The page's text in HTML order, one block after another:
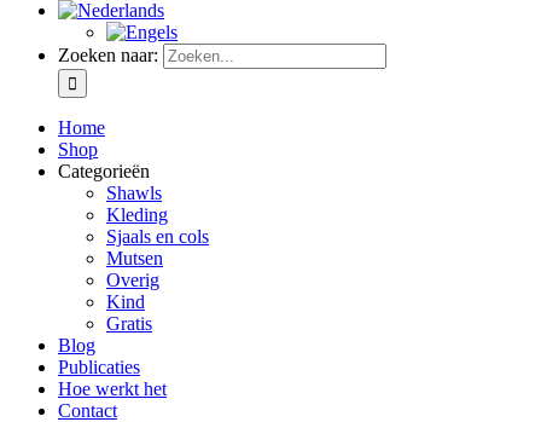
Zoeken naar:
Home
Shop
Categorieën
Shawls
Kleding
Sjaals en cols
Mutsen
Overig
Kind
Gratis
Blog
Publicaties
Hoe werkt het
Contact